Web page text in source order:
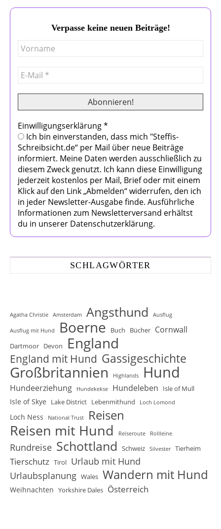
Verpasse keine neuen Beiträge!
Einwilligungserklärung*
Ich bin einverstanden, dass mich "Steffis-
Schreibsicht.de“ per Mail über neue Beiträge
informiert. Meine Daten werden ausschließlich zu
diesem Zweck genutzt. Ich kann diese Einwilligung
jederzeit kostenlos per Mail, Brief oder mit einem
Klick auf den Link „Abmelden“ widerrufen, den ich
in jeder Newsletter-Ausgabe finde. Ausführliche
Informationen zum Newsletterversand erhältst
du in unserer Datenschutzerklärung.
SCHLAGWÖRTER
Agatha Christie Amsterdam Angsthund Ausflug
Ausflug mit Hund Boerne Buch Bücher Cornwall
Dartmoor Devon England
England mit Hund Gassigeschichte
Großbritannien Highlands Hund
Hundeerziehung Hundekekse Hundeleben Isle of Mull
Isle of Skye Lake District Lebenmithund Loch Lomond
Loch Ness National Trust Reisen
Reisen mit Hund Reiseroute Rollleine
Rundreise Schottland Schweiz Silvester Tierheim
Tierschutz Tirol Urlaub mit Hund
Urlaubsplanung Wales Wandern mit Hund
Weihnachten Yorkshire Dales Österreich